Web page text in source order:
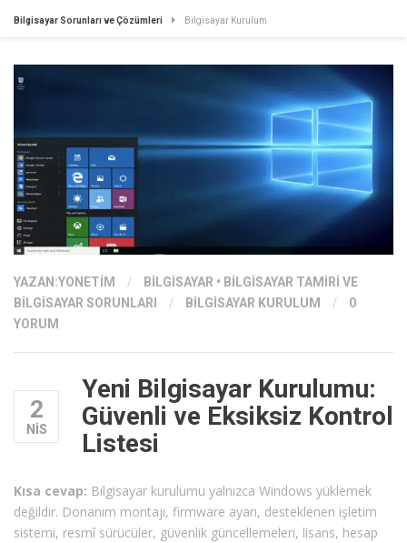
Bilgisayar Sorunları ve Çözümleri Bilgisayar Kurulum
YAZAN:YONETIM / BILGISAYAR • BILGISAYAR TAMIRI VE
BILGISAYAR SORUNLARI
/ BILGISAYAR KURULUM /
0
YORUM
2
NIS
Yeni Bilgisayar Kurulumu:
Güvenli ve Eksiksiz Kontrol
Listesi
Kısa cevap: Bilgisayar kurulumu yalnızca Windows yüklemek
değildir. Donanım montajı, firmware ayarı, desteklenen işletim
sistemi, resmî sürücüler, güvenlik güncellemeleri, lisans, hesap